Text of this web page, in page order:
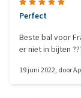
Perfect
Beste bal voor
er niet in bijten
19 juni 2022, door